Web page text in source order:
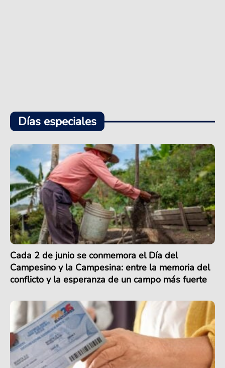
Días especiales
Cada 2 de junio se conmemora el Día del
Campesino y la Campesina: entre la memoria del
conflicto y la esperanza de un campo más fuerte